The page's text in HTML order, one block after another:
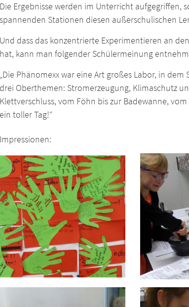
Die Ergebnisse werden im Unterricht aufgegriffen,
spannenden Stationen diesen außerschulischen
Und dass das konzentrierte Experimentieren an
hat, kann man folgender Schülermeinung
„Die Phänomexx war eine Art großes Labor, in
drei Oberthemen: Stromerzeugung, Klimaschutz
Klettverschluss, vom Föhn bis zur Badewanne,
ein toller Tag!“
Impressionen: